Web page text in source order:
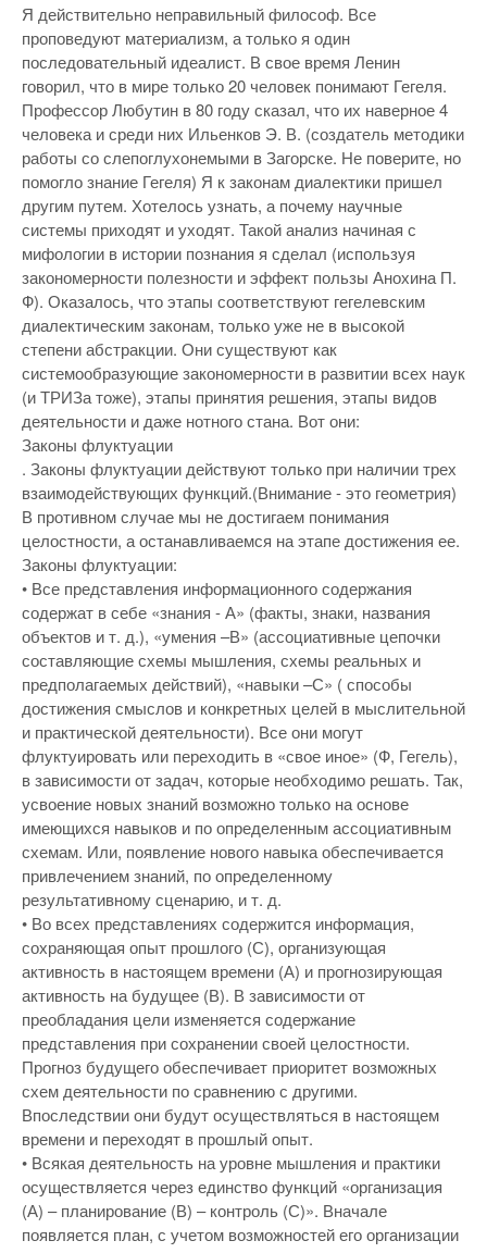
Я действительно неправильный философ. Все
проповедуют материализм, а только я один
последовательный идеалист. В свое время Ленин
говорил, что в мире только 20 человек понимают Гегеля.
Профессор Любутин в 80 году сказал, что их наверное 4
человека и среди них Ильенков Э. В. (создатель методики
работы со слепоглухонемыми в Загорске. Не поверите, но
помогло знание Гегеля) Я к законам диалектики пришел
другим путем. Хотелось узнать, а почему научные
системы приходят и уходят. Такой анализ начиная с
мифологии в истории познания я сделал (используя
закономерности полезности и эффект пользы Анохина П.
Ф). Оказалось, что этапы соответствуют гегелевским
диалектическим законам, только уже не в высокой
степени абстракции. Они существуют как
системообразующие закономерности в развитии всех наук
(и ТРИЗа тоже), этапы принятия решения, этапы видов
деятельности и даже нотного стана. Вот они:
Законы флуктуации
. Законы флуктуации действуют только при наличии трех
взаимодействующих функций.(Внимание - это геометрия)
В противном случае мы не достигаем понимания
целостности, а останавливаемся на этапе достижения ее.
Законы флуктуации:
• Все представления информационного содержания
содержат в себе «знания - А» (факты, знаки, названия
объектов и т. д.), «умения –В» (ассоциативные цепочки
составляющие схемы мышления, схемы реальных и
предполагаемых действий), «навыки –С» ( способы
достижения смыслов и конкретных целей в мыслительной
и практической деятельности). Все они могут
флуктуировать или переходить в «свое иное» (Ф, Гегель),
в зависимости от задач, которые необходимо решать. Так,
усвоение новых знаний возможно только на основе
имеющихся навыков и по определенным ассоциативным
схемам. Или, появление нового навыка обеспечивается
привлечением знаний, по определенному
результативному сценарию, и т. д.
• Во всех представлениях содержится информация,
сохраняющая опыт прошлого (С), организующая
активность в настоящем времени (А) и прогнозирующая
активность на будущее (В). В зависимости от
преобладания цели изменяется содержание
представления при сохранении своей целостности.
Прогноз будущего обеспечивает приоритет возможных
схем деятельности по сравнению с другими.
Впоследствии они будут осуществляться в настоящем
времени и переходят в прошлый опыт.
• Всякая деятельность на уровне мышления и практики
осуществляется через единство функций «организация
(А) – планирование (В) – контроль (С)». Вначале
появляется план, с учетом возможностей его организации